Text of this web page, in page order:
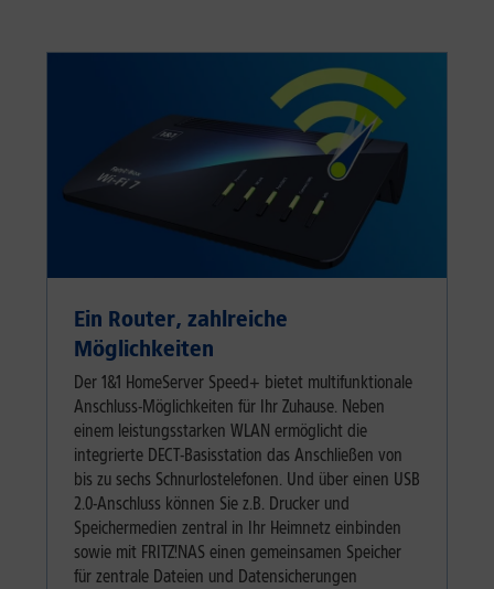
Ein Router, zahlreiche
Möglichkeiten
Der 1&1 HomeServer Speed+ bietet multifunktionale
Anschluss-Möglichkeiten für Ihr Zuhause. Neben
einem leistungsstarken WLAN ermöglicht die
integrierte DECT-Basisstation das Anschließen von
bis zu sechs Schnurlostelefonen. Und über einen USB
2.0-Anschluss können Sie z.B. Drucker und
Speichermedien zentral in Ihr Heimnetz einbinden
sowie mit FRITZ!NAS einen gemeinsamen Speicher
für zentrale Dateien und Datensicherungen